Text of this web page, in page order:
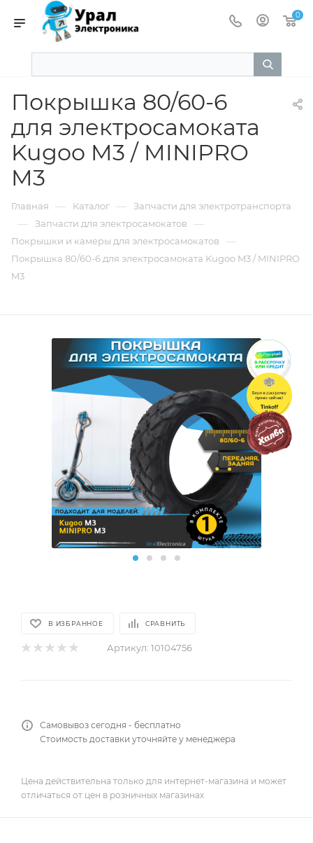
0
Покрышка 80/60-6
для электросамоката
Kugoo M3 / MINIPRO
M3
Главная — Каталог — Запчасти для электротранспорта
— Запчасти для электросамокатов —
Покрышки и камеры для электросамокатов —
Покрышка 80/60-6 для электросамоката Kugoo M3 / MINIPRO
M3
В ИЗБРАННОЕ СРАВНИТЬ
Артикул: 10104756
Самовывоз сегодня - бесплатно
Стоимость доставки уточняйте у менеджера
Цена действительна только для интернет-магазина и может
отличаться от цен в розничных магазинах